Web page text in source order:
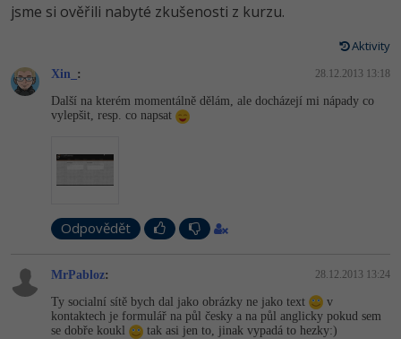
SEO specialista
Pro děti
Více
Linux
Sítě
Pro firmy
jsme si ověřili nabyté zkušenosti z kurzu.
Aktivity
Xin_ : 28.12.2013 13:18
Další na kterém momentálně dělám, ale docházejí mi nápady co
vylepšit, resp. co napsat
Odpovědět
MrPabloz: 28.12.2013 13:24
Ty socialní sítě bych dal jako obrázky ne jako text
v
kontaktech je formulář na půl česky a na půl anglicky pokud sem
se dobře koukl
tak asi jen to, jinak vypadá to hezky:)